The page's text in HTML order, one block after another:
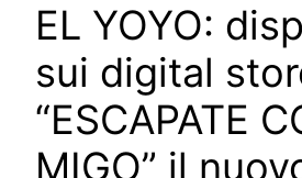
EL YOYO:
sui digital
“ESCAPATE
MIGO” il